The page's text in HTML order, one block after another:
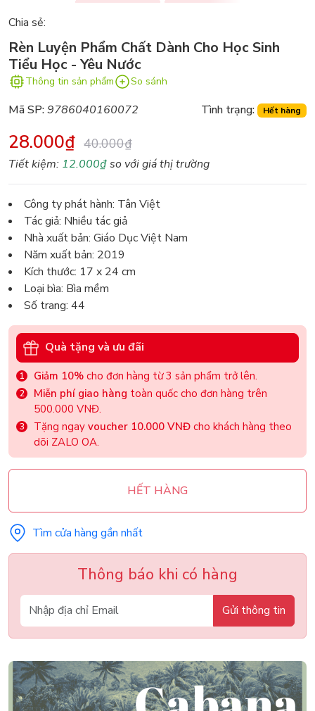
Chia sẻ:
Rèn Luyện Phẩm Chất Dành Cho Học Sinh
Tiểu Học - Yêu Nước
Thông tin sản phẩm So sánh
Mã SP:9786040160072 Tình trạng: Hết hàng
28.000₫ 40.000₫
Tiết kiệm: 12.000₫so với giá thị trường
Công ty phát hành: Tân Việt
Tác giả: Nhiều tác giả
Nhà xuất bản: Giáo Dục Việt Nam
Năm xuất bản: 2019
Kích thước: 17 x 24 cm
Loại bìa: Bìa mềm
Số trang: 44
Quà tặng và ưu đãi
Giảm 10% cho đơn hàng từ 3 sản phẩm trở lên.
Miễn phí giao hàng toàn quốc cho đơn hàng trên
500.000 VNĐ.
Tặng ngay voucher 10.000 VNĐ cho khách hàng theo
dõi ZALO OA.
HẾT HÀNG
Tìm cửa hàng gần nhất
Thông báo khi có hàng
Gửi thông tin